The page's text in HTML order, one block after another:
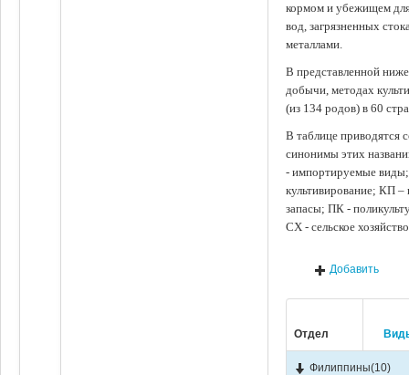
кормом и убежищем
вод, загрязненных
металлами.
В представленной
добычи, методах
(из 134 родов) в 60
В таблице приводятся
синонимы этих
- импортируемые
культивирование; КП
запасы; ПК -
СХ - сельское
Добавить
Отдел
Филиппины(10)